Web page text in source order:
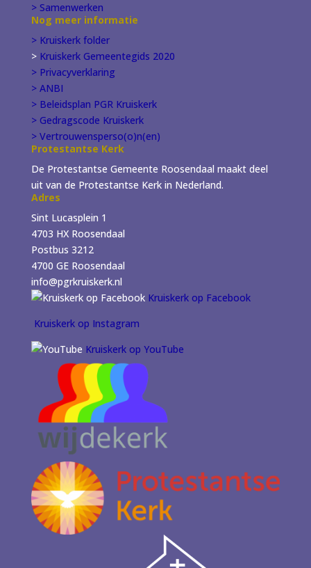
> Samenwerken
Nog meer informatie
> Kruiskerk folder
>Kruiskerk Gemeentegids 2020
> Privacyverklaring
> ANBI
> Beleidsplan PGR Kruiskerk
> Gedragscode Kruiskerk
> Vertrouwensperso(o)n(en)
Protestantse Kerk
De Protestantse Gemeente Roosendaal maakt deel
uit van de Protestantse Kerk in Nederland.
Adres
Sint Lucasplein 1
4703 HX Roosendaal
Postbus 3212
4700 GE Roosendaal
info@pgrkruiskerk.nl
Kruiskerk op Facebook
Kruiskerk op Instagram
Kruiskerk op YouTube